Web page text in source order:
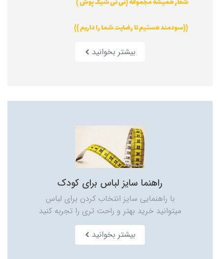
((سودمند هستیم تا رضایت شما را داریم ))
بیشتر بخوانید
راهنما سایز لباس برای کودک
با راهنمایی سایز انتخاب کردن برای لباس
میتوانید خرید بهتر و راحت تری را تجربه کنید
بیشتر بخوانید